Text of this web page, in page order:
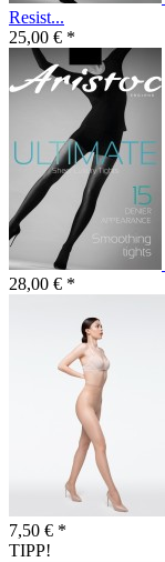
Resist...
25,00 € *
28,00 € *
7,50 € *
TIPP!